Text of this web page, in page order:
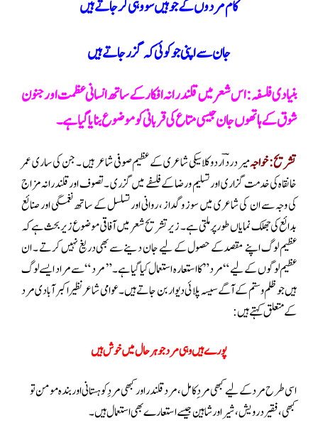
کام مردوں کے جو ہیں سو وہی کر جاتے ہیں
جان سے اپنی جو کوئی کہ گزر جاتے ہیں
بنیادی فلسفہ :اس شعر میں قلندرانہ افکار کے ساتھ انسانی عظمت اور جنون
شوق کے ہاتھوں جان جیسی متاع کی قربانی کو موضوع بنایا گیا ہے۔
تشریح: خواجہمیر دردؔ اردو کلاسیکی شاعری کے عظیم صوفی شاعر ہیں ۔ جن کی ساری عمر
خانقاہ کی خدمت گزاری اور تسلیم و رضا کے فلسفے میں گزری ۔ تصوف اور قلندرانہ مزاج
کی وجہ سے ان کی شاعری میں سوز و گداز ، روانی اور تسلسل کے ساتھ نغمگی اور صنائع
بدائع کی جھلک نمایاں طور پر ملتی ہے ۔ زیر تشریح شعر میں آفاقی موضوع زیر بحث ہے کہ
عظیم لوگ اپنے مقصد کے حصول کے لیے جان دینے سے بھی دریغ نہیں کرتے ۔ ان
عظیم لوگوں کے لیے “مرد” کا استعارہ استعمال کیا گیا ہے۔” مرد “سے مراد ایسے لوگ
ہیں جو ظلم و ستم کے آگے سیسہ پلائی دیوار بن جاتے ہیں۔ عوامی شاعر نظیر اکبر آبادی مرد
کے متعلق کہتے ہیں:
پورے ہیں وہی مرد جو ہر حال میں خوش ہیں
اسی طرح مرد کے لیے کبھی مرد ِکامل ، مرد قلندر اور کبھی مردِ کوہستانی اور بندہ مومن تو
کبھی ،فقیر درویش، شیر اور شاہین جیسے استعارے بھی استعمال ہیں۔